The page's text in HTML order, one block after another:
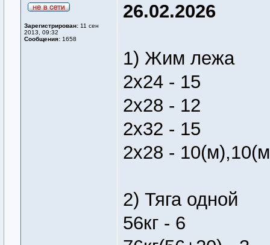
Зарегистрирован: 11 сен
2013, 09:32
Сообщения: 1658
26.02.2026
1) Жим лежа
2х24 - 15
2х28 - 12
2х32 - 15
2х28 -
2) Тяга одной
56кг - 6